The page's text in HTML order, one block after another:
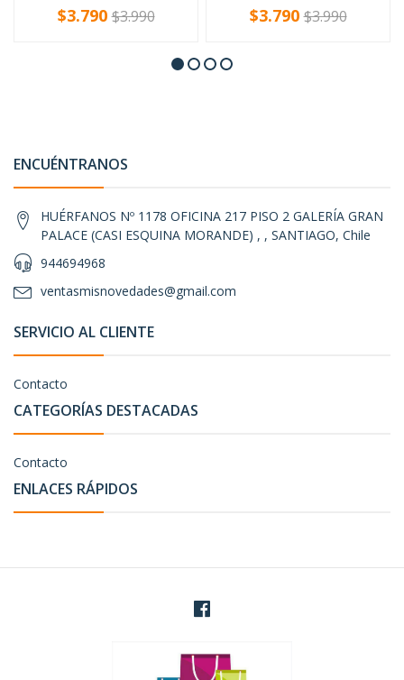
+
$3.790$3.990 VER OPCIONES
$3.790$3.990
ENCUÉNTRANOS
HUÉRFANOS Nº 1178 OFICINA 217 PISO 2 GALERÍA GRAN
PALACE (CASI ESQUINA MORANDE) , , SANTIAGO, Chile
944694968
ventasmisnovedades@gmail.com
SERVICIO AL CLIENTE
Contacto
CATEGORÍAS DESTACADAS
Contacto
ENLACES RÁPIDOS